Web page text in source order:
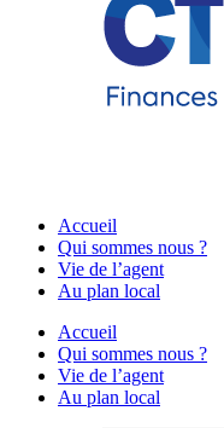
Accueil
Qui sommes nous ?
Vie de l’agent
Au plan local
Accueil
Qui sommes nous ?
Vie de l’agent
Au plan local